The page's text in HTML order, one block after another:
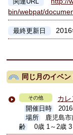
関連URL
bin/webpat/
最終更新日
同じ月のイベン
その他 カ
開催日時
場所
鹿児島
齢
0歳 1～2歳